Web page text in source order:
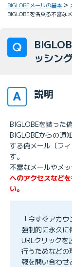
BIGLOBEメールの基本
BIGLOBEを名乗る不審な
ッシン
説明
BIGLOBEを装った
BIGLOBEからの通
する偽メール（フ
す。
不審なメールやメッ
へのアクセスなど
い。
「今すぐアカ
強制的に永久に
URLクリックを
行うためなどの
報を問い合わせ